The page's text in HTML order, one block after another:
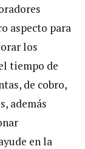
aspecto para
los
tiempo de
de cobro,
además
en la